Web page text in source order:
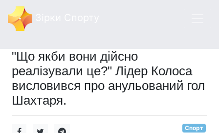
"Що якби вони дійсно
реалізували це?" Лідер Колоса
висловився про анульований гол
Шахтаря.
Спорт